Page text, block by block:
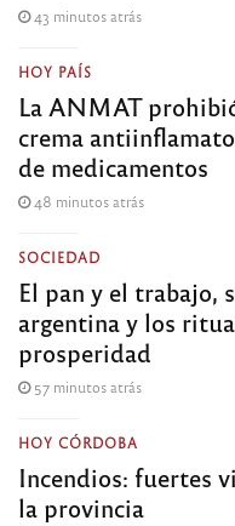
43 minutos atrás
HOY PAÍS
La ANMAT
crema
de medicamentos
48 minutos atrás
SOCIEDAD
El pan y el trabajo,
argentina y los
prosperidad
57 minutos atrás
HOY CÓRDOBA
Incendios: fuertes
la provincia